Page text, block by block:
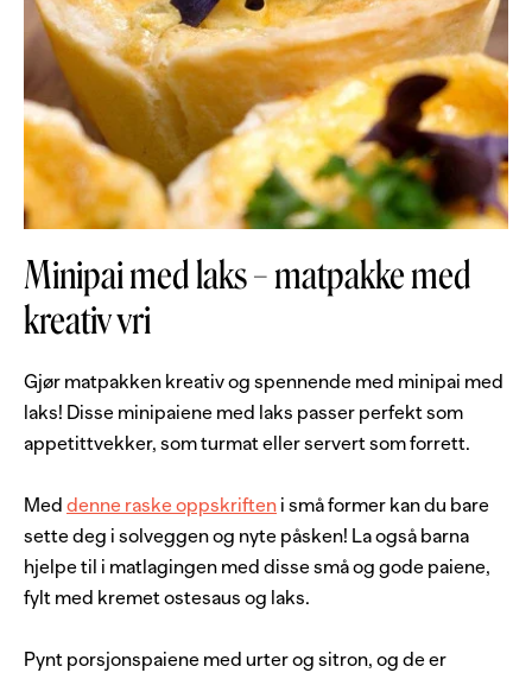
Minipai med laks – matpakke med
kreativ vri
Gjør matpakken kreativ og spennende med minipai med
laks! Disse minipaiene med laks passer perfekt som
appetittvekker, som turmat eller servert som forrett.
Med denne raske oppskriften i små former kan du bare
sette deg i solveggen og nyte påsken! La også barna
hjelpe til i matlagingen med disse små og gode paiene,
fylt med kremet ostesaus og laks.
Pynt porsjonspaiene med urter og sitron, og de er